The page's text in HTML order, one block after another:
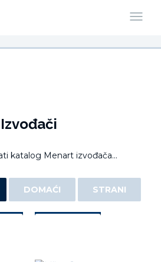
Izvođači
katalog Menart izvođača...
DOMAĆI STRANI